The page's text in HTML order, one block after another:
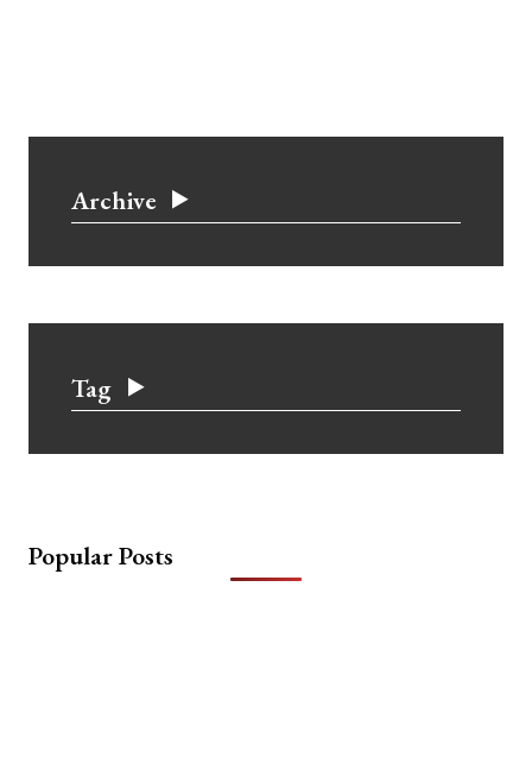
Archive
Tag
Popular Posts